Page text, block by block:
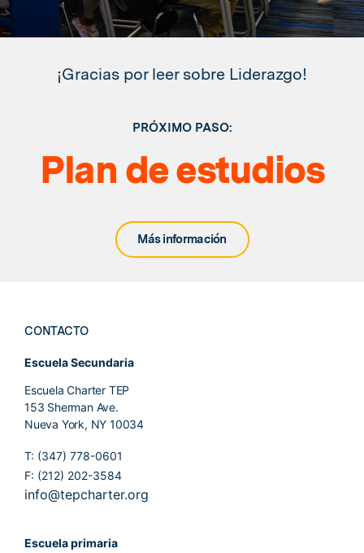
¡Gracias por leer sobre Liderazgo!
PRÓXIMO PASO:
Plan de estudios
Más información
CONTACTO
Escuela Secundaria
Escuela Charter TEP
153 Sherman Ave.
Nueva York, NY 10034
T: (347) 778-0601
F: (212) 202-3584
info@tepcharter.org
Escuela primaria